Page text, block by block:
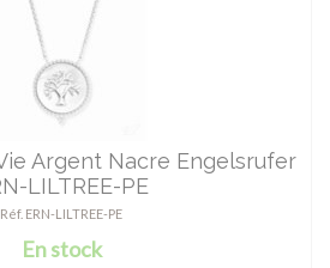
Argent Nacre Engelsrufer
LILTREE-PE
Réf. ERN-LILTREE-PE
En stock